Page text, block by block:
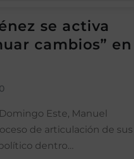
se activa
cambios” en
0
Este, Manuel
de articulación de sus
dentro…